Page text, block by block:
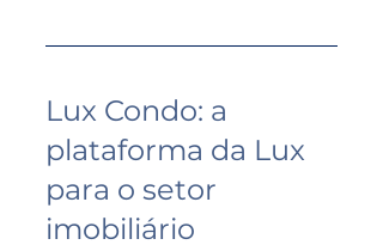
Lux Condo: a
plataforma da Lux
para o setor
imobiliário